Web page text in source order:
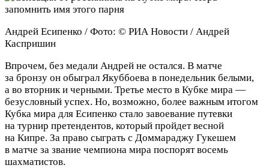
Андрей Есипенко / Фото: © РИА Новости / Андрей
Каспришин
Впрочем, без медали Андрей не остался. В матче
за бронзу он обыграл Якуббоева в понедельник белыми,
а во вторник и черными. Третье место в Кубке мира —
безусловный успех. Но, возможно, более важным итогом
Кубка мира для Есипенко стало завоевание путевки
на турнир претендентов, который пройдет весной
на Кипре. За право сыграть с Доммараджу Гукешем
в матче за звание чемпиона мира поспорят восемь
шахматистов.